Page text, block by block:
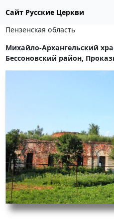
Сайт Русские Церкви
Пензенская область
Михайло-Архангельский
Бессоновский район,